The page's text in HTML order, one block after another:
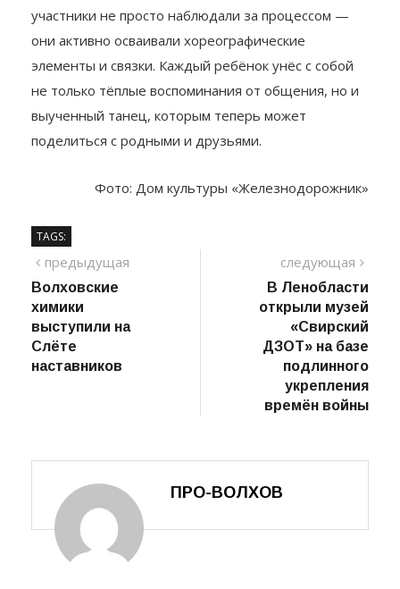
участники не просто наблюдали за процессом —
они активно осваивали хореографические
элементы и связки. Каждый ребёнок унёс с собой
не только тёплые воспоминания от общения, но и
выученный танец, которым теперь может
поделиться с родными и друзьями.
Фото: Дом культуры «Железнодорожник»
TAGS:
Навигация
по
записям
предыдущая
Волховские
химики
выступили на
Слёте
наставников
следующая
В Ленобласти
открыли музей
«Свирский
ДЗОТ» на базе
подлинного
укрепления
времён войны
ПРО-ВОЛХОВ